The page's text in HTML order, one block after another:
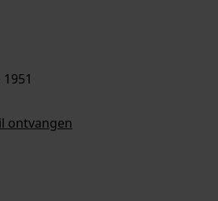
ontvangen